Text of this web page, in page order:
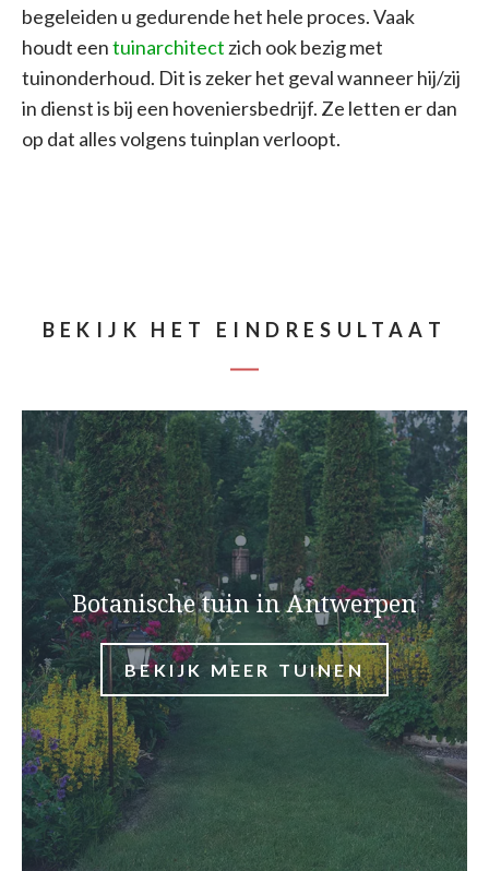
begeleiden u gedurende het hele proces. Vaak
houdt eentuinarchitect zich ook bezig met
tuinonderhoud. Dit is zeker het geval wanneer hij/zij
in dienst is bij een hoveniersbedrijf. Ze letten er dan
op dat alles volgens tuinplan verloopt.
BEKIJK HET EINDRESULTAAT
Botanische tuin in Antwerpen
BEKIJK MEER TUINEN